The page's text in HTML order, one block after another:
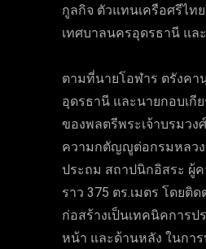
กูลกิจ ตัวแทนเครือศรีไท
เทศบาลนครอุดรธานี แ
ตามที่นายโอฬาร ตรังคา
อุดรธานี และนายกอบเกี
ของพลตรีพระเจ้าบรมว
ความกตัญญูต่อกรมหลวง
ประถม สถาปนิกอิสระ ผู้
ราว 375 ตร.เมตร โดย
ก่อสร้างเป็นเทคนิคการ
หน้า และด้านหลัง ในกา